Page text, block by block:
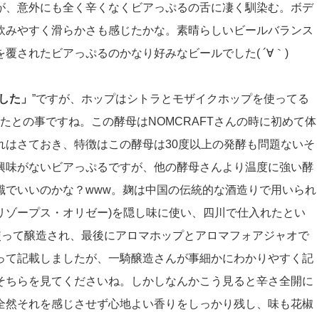
、意外にも全く辛くなくビアっぷるの舌に凄く馴染む。ボデ
みやすく滑らかさも感じたかな。素晴らしいビールバランス
覆されたビアっぷるのかなり好みなビールでした( ´∀｀)
た」 ”ですが、ホップはシトラとモザイクホップを使ってる
との事ですね。この酵母はNOMCRAFTさんの時に初めて体
はさておき、特徴はこの酵母は30度以上の発酵も問題ないそ
味がないビアっぷるですが、他の酵母さんより温度に強い酵
でいいのかな？www。麹は中国の伝統的な酒造りで用いられ
ゾープス・オリゼー)を隠し味に使い、四川で仕入れたとい
って醸造され、最後にアロマホップとアロマフォアジャオで
て記載しましたが、一騎醸造さんが事細かにわかりやすく記
ちらを見てくださいね。しかしなんかこう見ると辛さ全開に
然それを感じさせず心地よい香りをしっかり残し、味も花椒